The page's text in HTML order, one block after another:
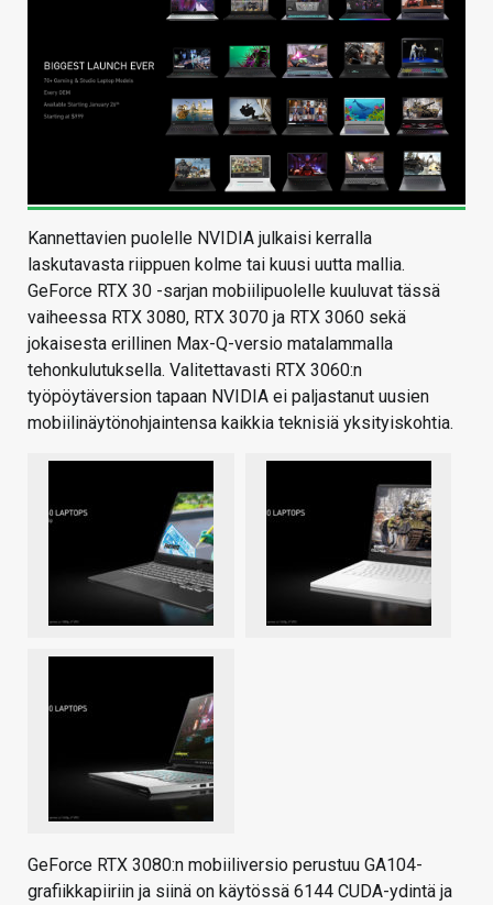
Kannettavien puolelle NVIDIA julkaisi kerralla
laskutavasta riippuen kolme tai kuusi uutta mallia.
GeForce RTX 30 -sarjan mobiilipuolelle kuuluvat tässä
vaiheessa RTX 3080, RTX 3070 ja RTX 3060 sekä
jokaisesta erillinen Max-Q-versio matalammalla
tehonkulutuksella. Valitettavasti RTX 3060:n
työpöytäversion tapaan NVIDIA ei paljastanut uusien
mobiilinäytönohjaintensa kaikkia teknisiä yksityiskohtia.
GeForce RTX 3080:n mobiiliversio perustuu GA104-
grafiikkapiiriin ja siinä on käytössä 6144 CUDA-ydintä ja